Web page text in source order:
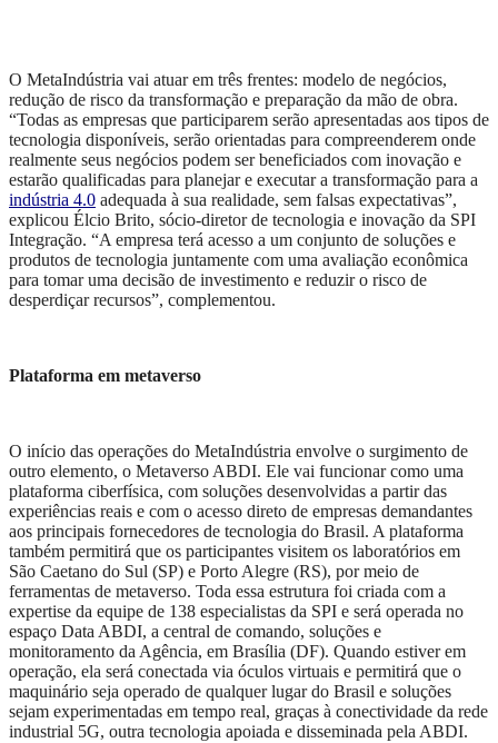
O MetaIndústria vai atuar em três frentes: modelo de negócios,
redução de risco da transformação e preparação da mão de obra.
“Todas as empresas que participarem serão apresentadas aos tipos de
tecnologia disponíveis, serão orientadas para compreenderem onde
realmente seus negócios podem ser beneficiados com inovação e
estarão qualificadas para planejar e executar a transformação para a
indústria 4.0 adequada à sua realidade, sem falsas expectativas”,
explicou Élcio Brito, sócio-diretor de tecnologia e inovação da SPI
Integração. “A empresa terá acesso a um conjunto de soluções e
produtos de tecnologia juntamente com uma avaliação econômica
para tomar uma decisão de investimento e reduzir o risco de
desperdiçar recursos”, complementou.
Plataforma em metaverso
O início das operações do MetaIndústria envolve o surgimento de
outro elemento, o Metaverso ABDI. Ele vai funcionar como uma
plataforma ciberfísica, com soluções desenvolvidas a partir das
experiências reais e com o acesso direto de empresas demandantes
aos principais fornecedores de tecnologia do Brasil. A plataforma
também permitirá que os participantes visitem os laboratórios em
São Caetano do Sul (SP) e Porto Alegre (RS), por meio de
ferramentas de metaverso. Toda essa estrutura foi criada com a
expertise da equipe de 138 especialistas da SPI e será operada no
espaço Data ABDI, a central de comando, soluções e
monitoramento da Agência, em Brasília (DF). Quando estiver em
operação, ela será conectada via óculos virtuais e permitirá que o
maquinário seja operado de qualquer lugar do Brasil e soluções
sejam experimentadas em tempo real, graças à conectividade da rede
industrial 5G, outra tecnologia apoiada e disseminada pela ABDI.